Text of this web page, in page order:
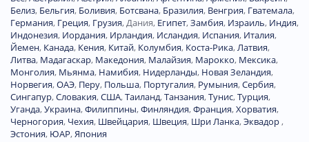
Белиз, Бельгия, Боливия, Ботсвана, Бразилия, Венгрия, Гватемала,
Германия, Греция, Грузия, Дания, Египет,Замбия, Израиль, Индия,
Индонезия, Иордания, Ирландия, Исландия, Испания, Италия,
Йемен, Канада, Кения, Китай, Колумбия, Коста-Рика, Латвия,
Литва, Мадагаскар, Македония, Малайзия, Марокко, Мексика,
Монголия, Мьянма, Намибия, Нидерланды, Новая Зеландия,
Норвегия,ОАЭ, Перу, Польша, Португалия, Румыния,Сербия,
Сингапур,Словакия,США,Таиланд,Танзания,Тунис,Турция,
Уганда,Украина,Филиппины,Финляндия,Франция,Хорватия,
Черногория, Чехия, Швейцария, Швеция, Шри Ланка,Эквадор ,
Эстония, ЮАР, Япония